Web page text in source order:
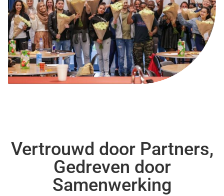
Vertrouwd door Partners,
Gedreven door
Samenwerking